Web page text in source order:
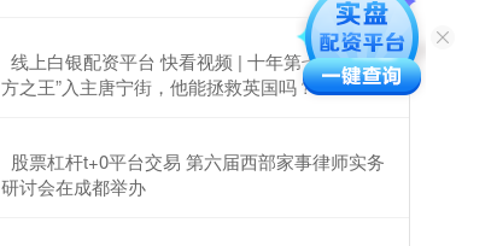
​线上白银配资平台 快看视频 | 十年第七相，“北
方之王”入主唐宁街，他能拯救英国吗？
​股票杠杆t+0平台交易 第六届西部家事律师实务
研讨会在成都举办